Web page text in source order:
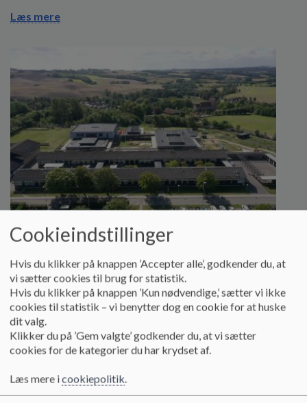
Læs mere
Mørke skole
Vi er pt. i gang med at opdatere hjemmeside,
dokumenter og andet indhold. Derfor kan I evt.
forvente tomme menuer eller tekster, der ikke ser ud
som det plejer.
Læs mere
Cookieindstillinger
Hvis du klikker på knappen ’Accepter alle’, godkender du, at
vi sætter cookies til brug for statistik.
Hvis du klikker på knappen ’Kun nødvendige,’ sætter vi ikke
cookies til statistik – vi benytter dog en cookie for at huske
dit valg.
Klikker du på ’Gem valgte’ godkender du, at vi sætter
cookies for de kategorier du har krydset af.
Læs mere icookiepolitik.